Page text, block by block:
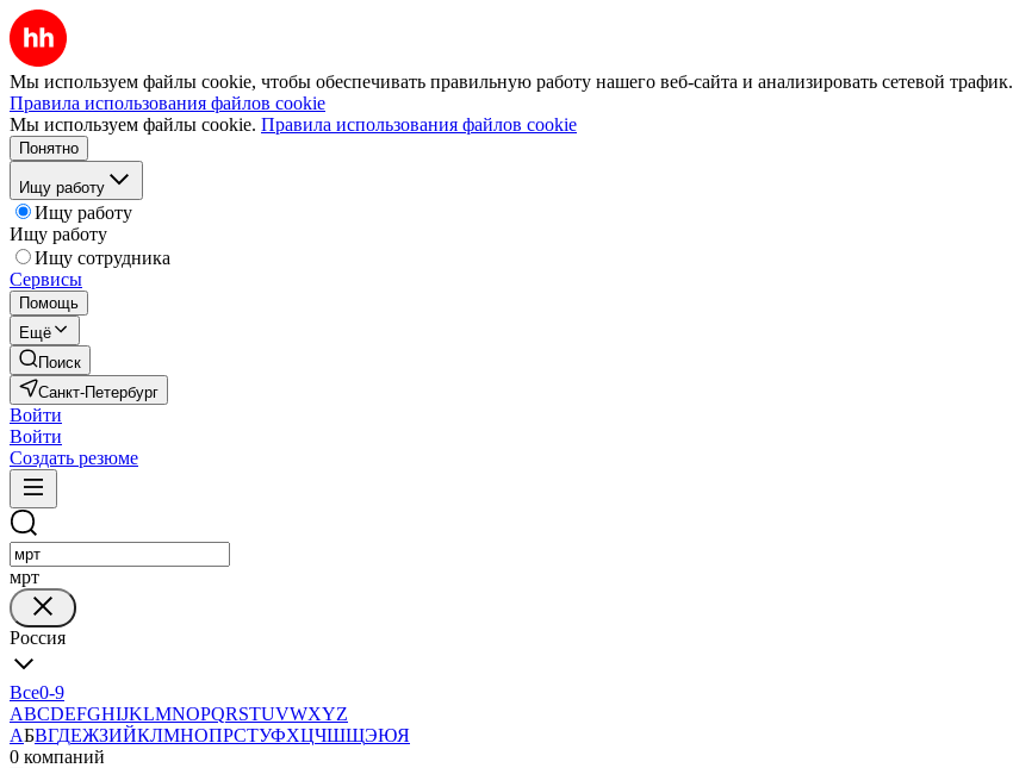
Мы используем файлы cookie, чтобы обеспечивать правильную работу нашего веб-сайта и анализировать сетевой трафик.
Правила использования файлов cookie
Мы используем файлы cookie. Правила использования файлов cookie
Понятно
Ищу работу
Ищу работу
Ищу работу
Ищу сотрудника
Сервисы
Помощь
Ещё
Поиск
Санкт-Петербург
Войти
Войти
Создать резюме
мрт
Россия
Все0-9
ABCDEFGHIJKLMNOPQRSTUVWXYZ
АБВГДЕЖЗИЙКЛМНОПРСТУФХЦЧШЩЭЮЯ
0 компаний